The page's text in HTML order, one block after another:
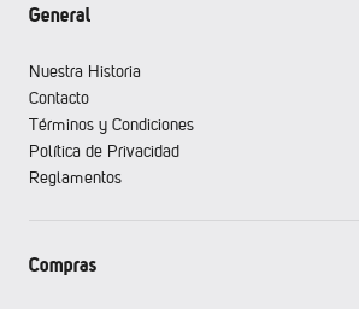
General
Nuestra Historia
Contacto
Términos y Condiciones
Política de Privacidad
Reglamentos
Compras